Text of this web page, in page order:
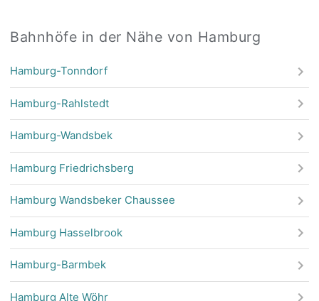
Bahnhöfe in der Nähe von Hamburg
Hamburg-Tonndorf
Hamburg-Rahlstedt
Hamburg-Wandsbek
Hamburg Friedrichsberg
Hamburg Wandsbeker Chaussee
Hamburg Hasselbrook
Hamburg-Barmbek
Hamburg Alte Wöhr